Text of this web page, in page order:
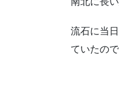
流石に当
ていたの